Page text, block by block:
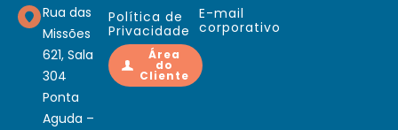
Rua das
Missões
621, Sala
304
Ponta
Aguda –
Política de
Privacidade
Área
do
Cliente
E-mail
corporativo